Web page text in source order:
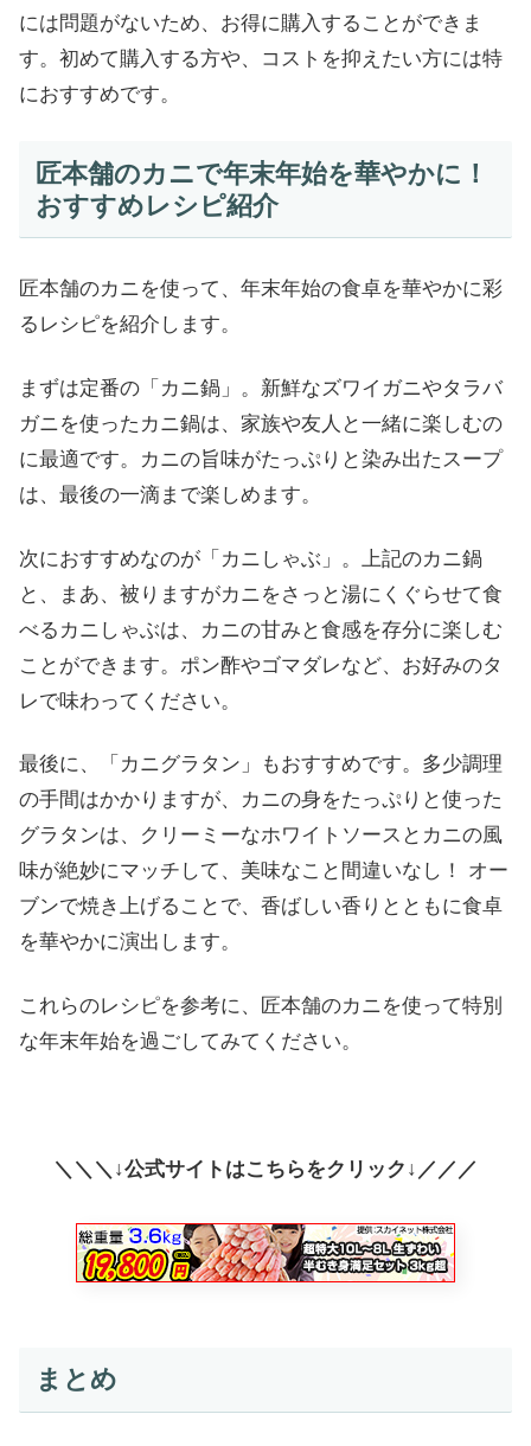
には問題がないため、お得に購入することができま
す。初めて購入する方や、コストを抑えたい方には特
におすすめです。
匠本舗のカニで年末年始を華やかに！
おすすめレシピ紹介
匠本舗のカニを使って、年末年始の食卓を華やかに彩
るレシピを紹介します。
まずは定番の「カニ鍋」。新鮮なズワイガニやタラバ
ガニを使ったカニ鍋は、家族や友人と一緒に楽しむの
に最適です。カニの旨味がたっぷりと染み出たスープ
は、最後の一滴まで楽しめます。
次におすすめなのが「カニしゃぶ」。上記のカニ鍋
と、まあ、被りますがカニをさっと湯にくぐらせて食
べるカニしゃぶは、カニの甘みと食感を存分に楽しむ
ことができます。ポン酢やゴマダレなど、お好みのタ
レで味わってください。
最後に、「カニグラタン」もおすすめです。多少調理
の手間はかかりますが、カニの身をたっぷりと使った
グラタンは、クリーミーなホワイトソースとカニの風
味が絶妙にマッチして、美味なこと間違いなし！ オー
ブンで焼き上げることで、香ばしい香りとともに食卓
を華やかに演出します。
これらのレシピを参考に、匠本舗のカニを使って特別
な年末年始を過ごしてみてください。
＼＼＼↓公式サイトはこちらをクリック↓／／／
まとめ